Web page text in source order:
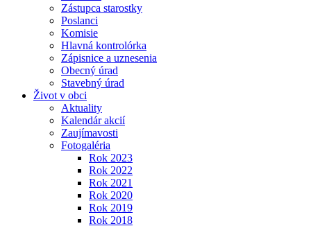
Zástupca starostky
Poslanci
Komisie
Hlavná kontrolórka
Zápisnice a uznesenia
Obecný úrad
Stavebný úrad
Život v obci
Aktuality
Kalendár akcií
Zaujímavosti
Fotogaléria
Rok 2023
Rok 2022
Rok 2021
Rok 2020
Rok 2019
Rok 2018